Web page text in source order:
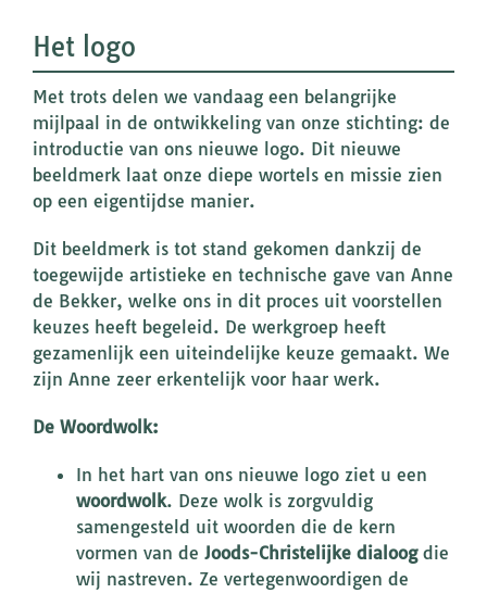
Het logo
Met trots delen we vandaag een belangrijke
mijlpaal in de ontwikkeling van onze stichting: de
introductie van ons nieuwe logo. Dit nieuwe
beeldmerk laat onze diepe wortels en missie zien
op een eigentijdse manier.
Dit beeldmerk is tot stand gekomen dankzij de
toegewijde artistieke en technische gave van Anne
de Bekker, welke ons in dit proces uit voorstellen
keuzes heeft begeleid. De werkgroep heeft
gezamenlijk een uiteindelijke keuze gemaakt. We
zijn Anne zeer erkentelijk voor haar werk.
De Woordwolk:
In het hart van ons nieuwe logo ziet u een
woordwolk. Deze wolk is zorgvuldig
samengesteld uit woorden die de kern
vormen van de Joods-Christelijke dialoogdie
wij nastreven. Ze vertegenwoordigen de